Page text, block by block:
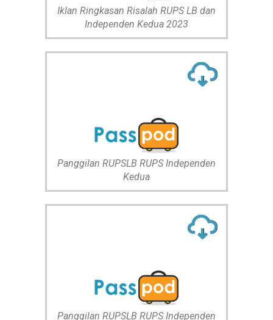
Iklan Ringkasan Risalah RUPS LB dan
Independen Kedua 2023
Panggilan RUPSLB RUPS Independen
Kedua
Panggilan RUPSLB RUPS Independen